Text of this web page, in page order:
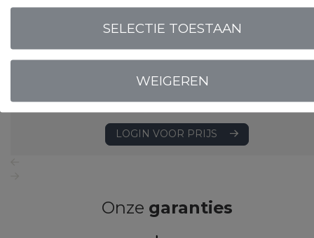
LOGIN VOOR PRIJS
Onze garanties
WEIGEREN
SELECTIE TOESTAAN